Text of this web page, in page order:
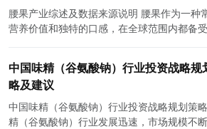
腰果产业综述及数据来源说明 腰果作为一种常见的坚果，具有丰富的
营养价值和独特的口感，在全球范围内都备
解。 腰果产业的规模和价值随着全球市场的需求而不断增长。根据国
际市场研究公司的数据，2019年全球腰果产
南、印度、尼日利亚、肯尼亚和巴西等国家
供应链相对成熟，包括种植、采摘、加工和
中国味精（谷氨酸钠）行业投资战略规
略及建议
中国味精（谷氨酸钠）行业投资战略规划策略及建议 近年
精（谷氨酸钠）行业发展迅速，市场规模不